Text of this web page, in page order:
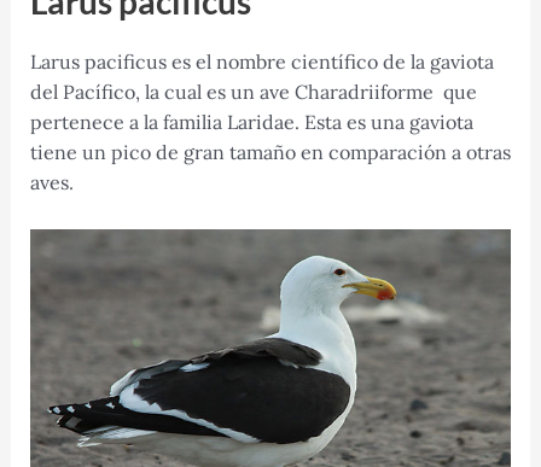
Larus pacificus es el nombre científico de la gaviota
del Pacífico, la cual es un ave Charadriiforme que
pertenece a la familia Laridae. Esta es una gaviota
tiene un pico de gran tamaño en comparación a otras
aves.